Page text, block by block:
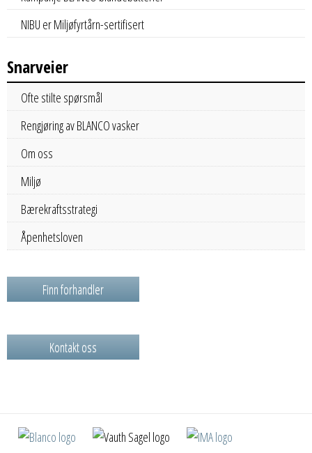
NIBU er Miljøfyrtårn-sertifisert
Snarveier
Ofte stilte spørsmål
Rengjøring av BLANCO vasker
Om oss
Miljø
Bærekraftsstrategi
Åpenhetsloven
Finn forhandler
Kontakt oss